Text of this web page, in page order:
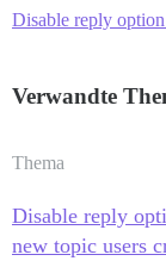
Disable reply
Verwandte
Thema
Disable reply
new topic users